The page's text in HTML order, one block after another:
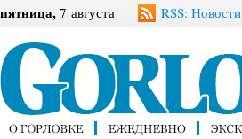
пятница, 7 августа RSS: Новости